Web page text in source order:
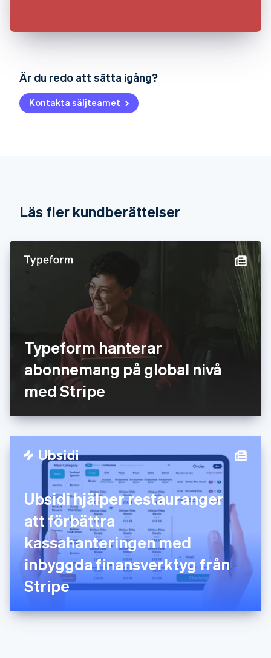
Är du redo att sätta igång?
Kontakta säljteamet
Läs fler kundberättelser
Typeform hanterar
abonnemang på global nivå
med Stripe
Ubsidi hjälper restauranger
att förbättra
kassahanteringen med
inbyggda finansverktyg från
Stripe
Belgien
NederlandsFrançaisDeutsch
Brasilien
PortuguêsEnglish
English
EnglishSvenska
English
Förenade Arabemiraten
Gibraltar
Grekland
English
Hongkong SAR, Kina
English简体中文
Indien
Irland
English
Italien
ItalianoEnglish
Japan
日本語English
Kanada
EnglishFrançais
Kroatien
EnglishItaliano
Lettland
English
Liechtenstein
DeutschEnglish
Litauen
Luxemburg